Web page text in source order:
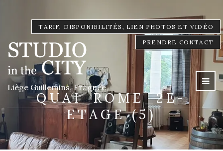
TARIF, DISPONIBILITÉS, LIEN PHOTOS ET VIDÉO
PRENDRE CONTACT
Liège Guillemins, Fragnée
QUAI_ROME_2E-
ETAGE (5)